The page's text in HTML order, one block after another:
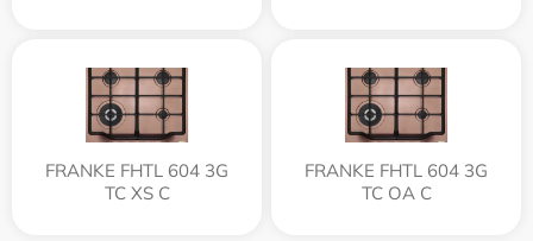
FRANKE FHTL 604 3G
TC XS C
FRANKE FHTL 604 3G
TC OA C